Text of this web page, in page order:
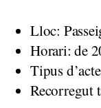
Lloc:
Horari: de
Tipus
Recorregut